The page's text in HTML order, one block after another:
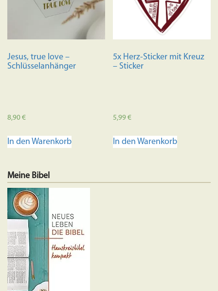
Jesus, true love –
Schlüsselanhänger
8,90€
In den Warenkorb
5x Herz-Sticker mit Kreuz
– Sticker
5,99€
In den Warenkorb
Meine Bibel